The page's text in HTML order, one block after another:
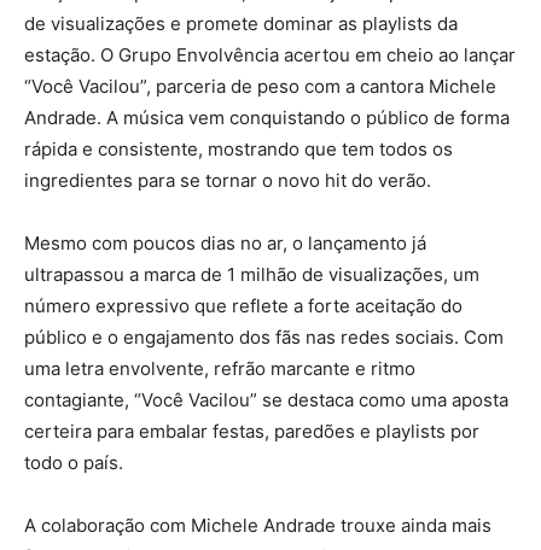
de visualizações e promete dominar as playlists da
estação. O Grupo Envolvência acertou em cheio ao lançar
“Você Vacilou”, parceria de peso com a cantora Michele
Andrade. A música vem conquistando o público de forma
rápida e consistente, mostrando que tem todos os
ingredientes para se tornar o novo hit do verão.
Mesmo com poucos dias no ar, o lançamento já
ultrapassou a marca de 1 milhão de visualizações, um
número expressivo que reflete a forte aceitação do
público e o engajamento dos fãs nas redes sociais. Com
uma letra envolvente, refrão marcante e ritmo
contagiante, “Você Vacilou” se destaca como uma aposta
certeira para embalar festas, paredões e playlists por
todo o país.
A colaboração com Michele Andrade trouxe ainda mais